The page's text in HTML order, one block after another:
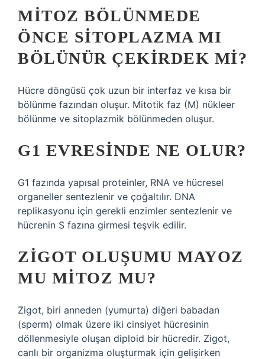
MITOZ BÖLÜNMEDE
ÖNCE SITOPLAZMA MI
BÖLÜNÜR ÇEKIRDEK MI?
Hücre döngüsü çok uzun bir interfaz ve kısa bir
bölünme fazından oluşur. Mitotik faz (M) nükleer
bölünme ve sitoplazmik bölünmeden oluşur.
G1 EVRESINDE NE OLUR?
G1 fazında yapısal proteinler, RNA ve hücresel
organeller sentezlenir ve çoğaltılır. DNA
replikasyonu için gerekli enzimler sentezlenir ve
hücrenin S fazına girmesi teşvik edilir.
ZIGOT OLUŞUMU MAYOZ
MU MITOZ MU?
Zigot, biri anneden (yumurta) diğeri babadan
(sperm) olmak üzere iki cinsiyet hücresinin
döllenmesiyle oluşan diploid bir hücredir. Zigot,
canlı bir organizma oluşturmak için gelişirken